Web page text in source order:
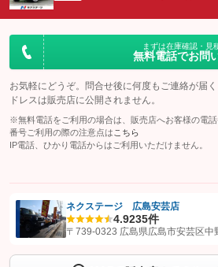
まずは在庫確認・見
無料電話でお問
お気軽にどうぞ。問合せ後に何度もご連絡が届
ドレスは販売店に公開されません。
※無料電話をご利用の場合は、販売店へお客様の電
番号ご利用の際の注意点は こちら
IP電話、ひかり電話からはご利用いただけません。
【STEP1】認証画面でグーネットを友だち追加
ネクステージ 広島安芸店
4.9235件
〒739-0323 広島県広島市安芸区中